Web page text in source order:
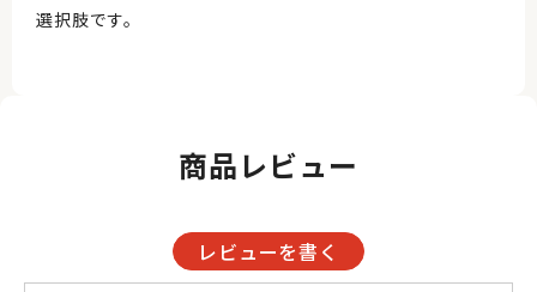
選択肢です。
商品レビュー
レビューを書く